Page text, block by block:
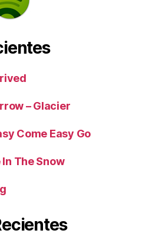
– Glacier
Come Easy Go
The Snow